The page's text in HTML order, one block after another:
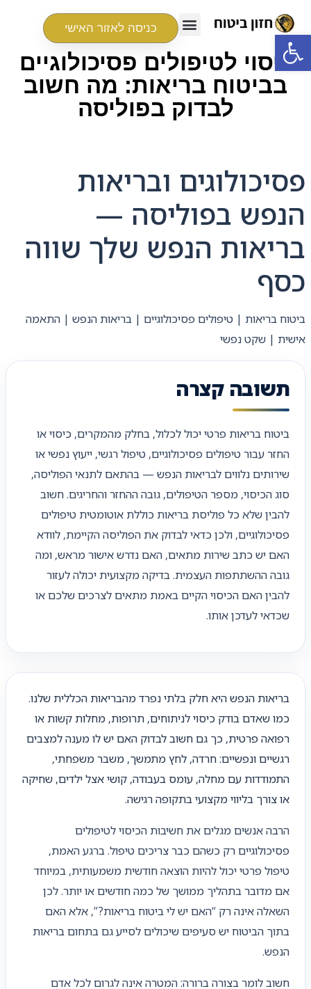
פתח סרגל נגישות כניסה לאזור האישי
כיסוי לטיפולים פסיכולוגיים
בביטוח בריאות: מה חשוב
לבדוק בפוליסה
פסיכולוגים ובריאות
הנפש בפוליסה —
בריאות הנפש שלך שווה
כסף
ביטוח בריאות | טיפולים פסיכולוגיים | בריאות הנפש | התאמה
אישית | שקט נפשי
תשובה קצרה
ביטוח בריאות פרטי יכול לכלול, בחלק מהמקרים, כיסוי או
החזר עבור טיפולים פסיכולוגיים, טיפול רגשי, ייעוץ נפשי או
שירותים נלווים לבריאות הנפש — בהתאם לתנאי הפוליסה,
סוג הכיסוי, מספר הטיפולים, גובה ההחזר והחריגים. חשוב
להבין שלא כל פוליסת בריאות כוללת אוטומטית טיפולים
פסיכולוגיים, ולכן כדאי לבדוק את הפוליסה הקיימת, לוודא
האם יש כתב שירות מתאים, האם נדרש אישור מראש, ומה
גובה ההשתתפות העצמית. בדיקה מקצועית יכולה לעזור
להבין האם הכיסוי הקיים באמת מתאים לצרכים שלכם או
שכדאי לעדכן אותו.
בריאות הנפש היא חלק בלתי נפרד מהבריאות הכללית שלנו.
כמו שאדם בודק כיסוי לניתוחים, תרופות, מחלות קשות או
רפואה פרטית, כך גם חשוב לבדוק האם יש לו מענה למצבים
רגשיים ונפשיים: חרדה, לחץ מתמשך, משבר משפחתי,
התמודדות עם מחלה, עומס בעבודה, קושי אצל ילדים, שחיקה
או צורך בליווי מקצועי בתקופה רגישה.
הרבה אנשים מגלים את חשיבות הכיסוי לטיפולים
פסיכולוגיים רק כשהם כבר צריכים טיפול. ברגע האמת,
טיפול פרטי יכול להיות הוצאה חודשית משמעותית, במיוחד
אם מדובר בתהליך ממושך של כמה חודשים או יותר. לכן
השאלה אינה רק “האם יש לי ביטוח בריאות?”, אלא האם
בתוך הביטוח יש סעיפים שיכולים לסייע גם בתחום בריאות
הנפש.
חשוב לומר בצורה ברורה: המטרה אינה לגרום לכל אדם